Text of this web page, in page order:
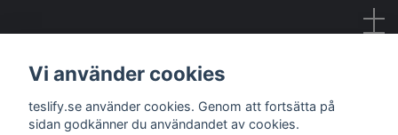
Vi använder cookies
teslify.se använder cookies. Genom att fortsätta på
sidan godkänner du användandet av cookies.